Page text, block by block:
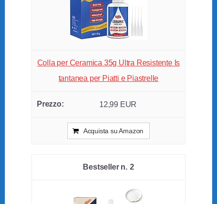
Colla per Ceramica 35g Ultra Resistente Is
tantanea per Piatti e Piastrelle
12,99 EUR
Acquista su Amazon
2